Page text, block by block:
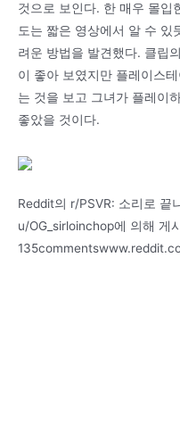
것으로 보인다. 한 매우 몰입
도는 짧은 영상에서 알 수 있
려운 방법을 발견했다. 클립
이 좋아 보였지만 플레이스
는 것을 보고 그녀가 플레이
좋았을 것이다.
Reddit의 r/PSVR: 소리로 끝
u/OG_sirloinchop에 의해 게